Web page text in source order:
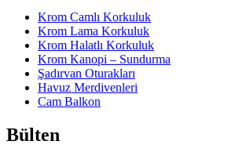
Krom Camlı Korkuluk
Krom Lama Korkuluk
Krom Halatlı Korkuluk
Krom Kanopi – Sundurma
Şadırvan Oturakları
Havuz Merdivenleri
Cam Balkon
Bülten